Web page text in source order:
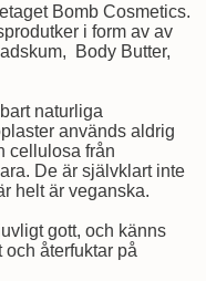
Bomb Cosmetics.
i form av av
Body Butter,
naturliga
används aldrig
cellulosa från
De är självklart inte
helt är veganska.
gott, och känns
återfuktar på